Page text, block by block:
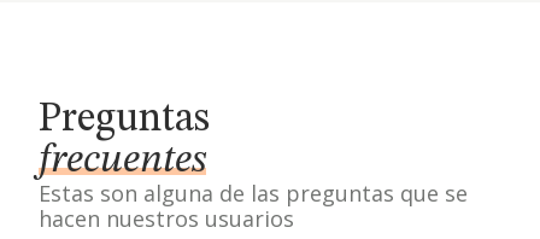
Preguntas
frecuentes
Estas son alguna de las preguntas que se
hacen nuestros usuarios